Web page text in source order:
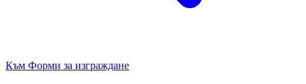
Към Форми за изграждане